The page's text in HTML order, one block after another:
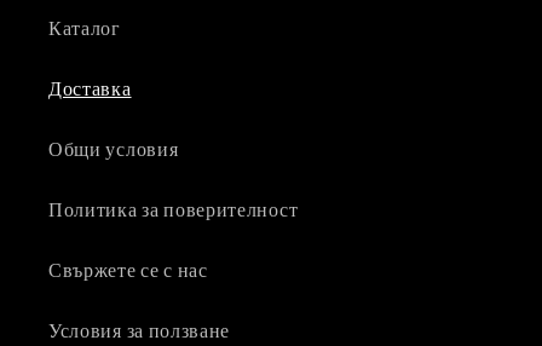
Каталог
Доставка
Общи условия
Политика за поверителност
Свържете се с нас
Условия за ползване